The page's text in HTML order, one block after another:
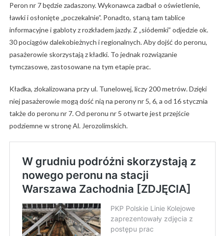
Peron nr 7 będzie zadaszony. Wykonawca zadbał o oświetlenie,
ławki i osłonięte „poczekalnie”. Ponadto, staną tam tablice
informacyjne i gabloty z rozkładem jazdy. Z „siódemki” odjedzie ok.
30 pociągów dalekobieżnych i regionalnych. Aby dojść do peronu,
pasażerowie skorzystają z kładki. To jednak rozwiązanie
tymczasowe, zastosowane na tym etapie prac.
Kładka, zlokalizowana przy ul. Tunelowej, liczy 200 metrów. Dzięki
niej pasażerowie mogą dość nią na perony nr 5, 6, a od 16 stycznia
także do peronu nr 7. Od peronu nr 5 otwarte jest przejście
podziemne w stronę Al. Jerozolimskich.